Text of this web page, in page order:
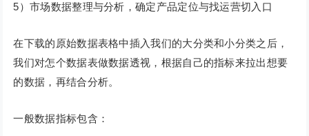
5）市场数据整理与分析，确定产品定位与找运营切入口
在下载的原始数据表格中插入我们的大分类和小分类之后，
我们对怎个数据表做数据透视，根据自己的指标来拉出想要
的数据，再结合分析。
一般数据指标包含：